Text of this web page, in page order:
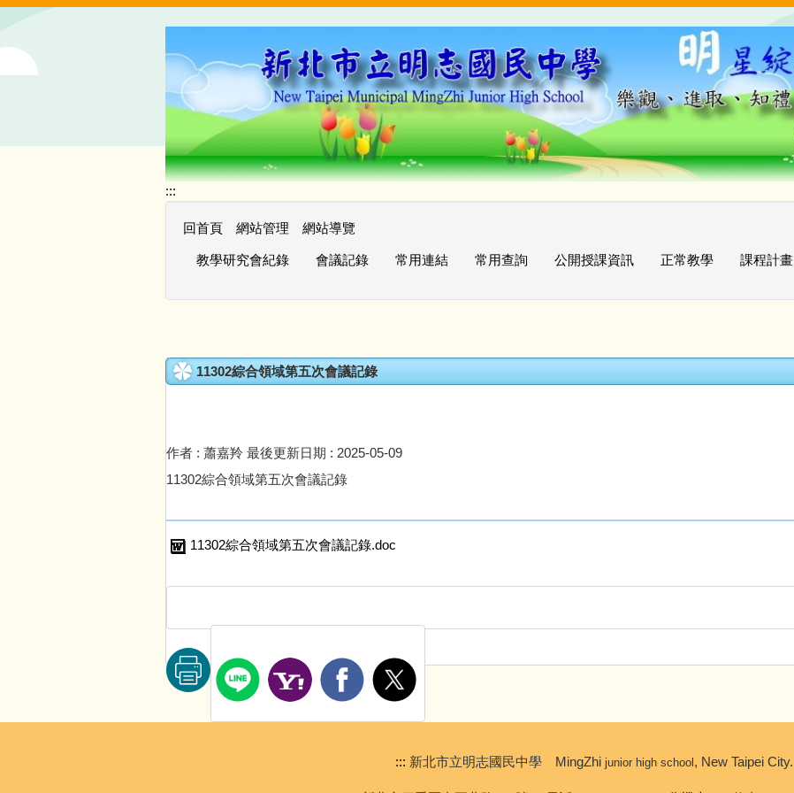
主
:::
回首頁 網站管理 網站導覽
教學研究會紀錄 會議記錄 常用連結 常用查詢 公開授課資訊 正常教學 課程計畫
11302綜合領域第五次會議記錄
作者 : 蕭嘉羚 最後更新日期 : 2025-05-09
11302綜合領域第五次會議記錄
11302綜合領域第五次會議記錄.doc
::: 新北市立明志國民中學 MingZhi junior high school , New Taipei City.